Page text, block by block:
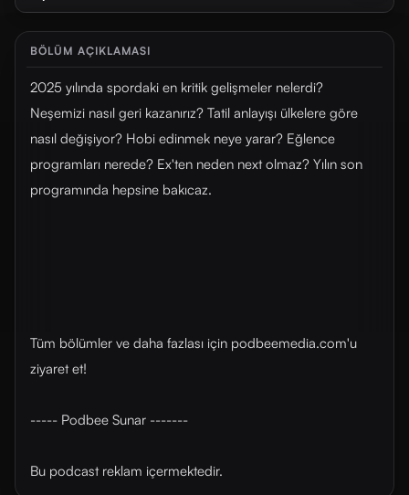
BÖLÜM AÇIKLAMASI
2025 yılında spordaki en kritik gelişmeler nelerdi?
Neşemizi nasıl geri kazanırız? Tatil anlayışı ülkelere göre
nasıl değişiyor? Hobi edinmek neye yarar? Eğlence
programları nerede? Ex'ten neden next olmaz? Yılın son
programında hepsine bakıcaz.
Tüm bölümler ve daha fazlası için ⁠⁠⁠⁠podbeemedia.com⁠⁠⁠⁠'u
ziyaret et!
----- Podbee Sunar -------
Bu podcast reklam içermektedir.